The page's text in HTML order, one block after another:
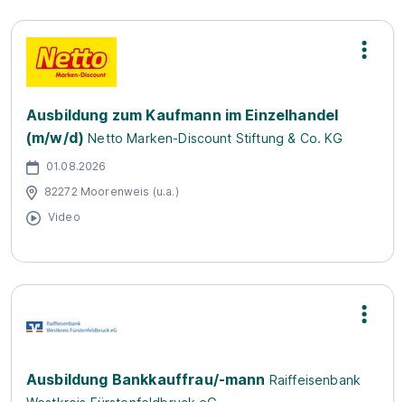
Ausbildung zum Kaufmann im Einzelhandel
(m/w/d) Netto Marken-Discount Stiftung & Co. KG
01.08.2026
82272 Moorenweis (u.a.)
Video
Ausbildung Bankkauffrau/-mann Raiffeisenbank